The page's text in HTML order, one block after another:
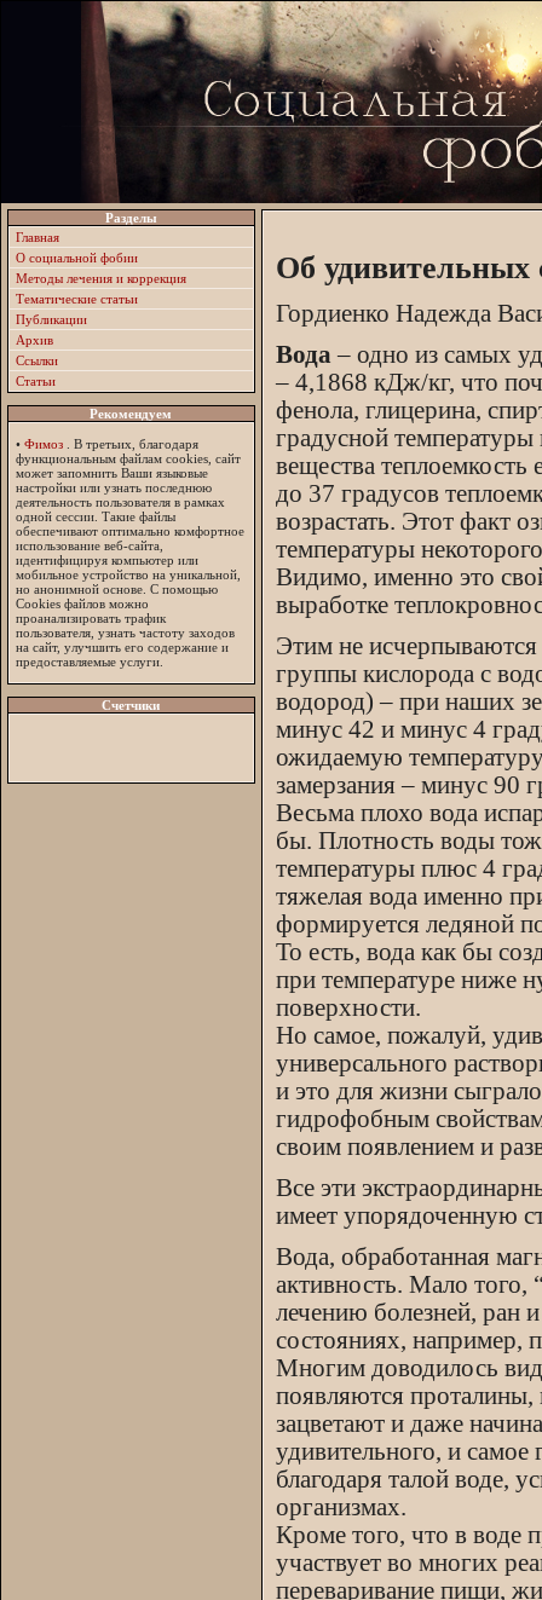
Разделы
Главная
О социальной фобии
Методы лечения и коррекция
Тематические статьи
Публикации
Архив
Ссылки
Статьи
Рекомендуем
• Фимоз . В третьих, благодаря
функциональным файлам cookies, сайт
может запомнить Ваши языковые
настройки или узнать последнюю
деятельность пользователя в рамках
одной сессии. Такие файлы
обеспечивают оптимально комфортное
использование веб-сайта,
идентифицируя компьютер или
мобильное устройство на уникальной,
но анонимной основе. С помощью
Cookies файлов можно
проанализировать трафик
пользователя, узнать частоту заходов
на сайт, улучшить его содержание и
предоставляемые услуги.
Счетчики
Об удивительных
Гордиенко Надежда
Вода – одно из самых
– 4,1868 кДж/кг, что
фенола, глицерина,
градусной
вещества теплоемкость
до 37 градусов
возрастать. Этот факт
температуры
Видимо, именно это
выработке
Этим не исчерпываются
группы кислорода с
водород) – при наших
минус 42 и минус 4
ожидаемую
замерзания – минус 90
Весьма плохо вода
бы. Плотность воды
температуры плюс 4
тяжелая вода именно
формируется ледяной
То есть, вода как бы
при температуре ниже
поверхности.
Но самое, пожалуй,
универсального
и это для жизни
гидрофобным
своим появлением и
Все эти
имеет упорядоченную
Вода, обработанная
активность. Мало того,
лечению болезней, ран
состояниях, например,
Многим доводилось
появляются проталины,
зацветают и даже
удивительного, и
благодаря талой воде,
организмах.
Кроме того, что в воде
участвует во многих
переваривание пищи,